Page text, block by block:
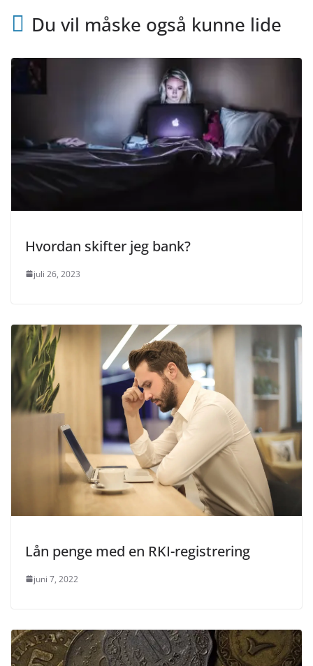
Du vil måske også kunne lide
Hvordan skifter jeg bank?
juli 26, 2023
Lån penge med en RKI-registrering
juni 7, 2022